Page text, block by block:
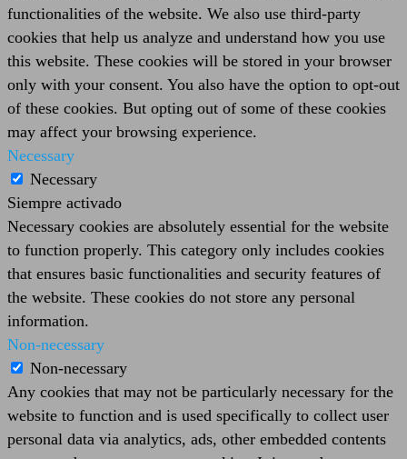
functionalities of the website. We also use third-party
cookies that help us analyze and understand how you use
this website. These cookies will be stored in your browser
only with your consent. You also have the option to opt-out
of these cookies. But opting out of some of these cookies
may affect your browsing experience.
Necessary
Necessary
Siempre activado
Necessary cookies are absolutely essential for the website
to function properly. This category only includes cookies
that ensures basic functionalities and security features of
the website. These cookies do not store any personal
information.
Non-necessary
Non-necessary
Any cookies that may not be particularly necessary for the
website to function and is used specifically to collect user
personal data via analytics, ads, other embedded contents